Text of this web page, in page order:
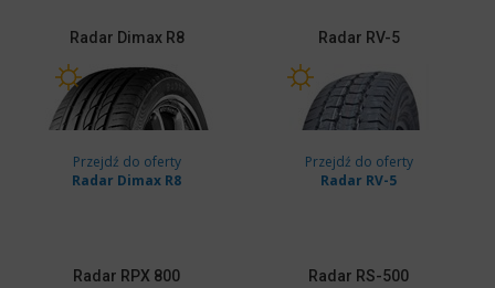
Radar Dimax R8
Przejdź do oferty
Radar Dimax R8
Radar RV-5
Przejdź do oferty
Radar RV-5
Radar RPX 800 Radar RS-500